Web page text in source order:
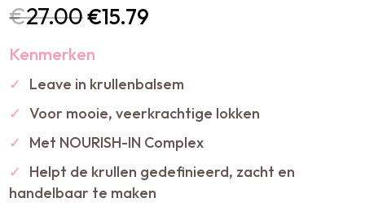
€27.00€15.79
Kenmerken
✓
Leave in krullenbalsem
✓ Voor mooie, veerkrachtige lokken
✓
Met NOURISH-IN Complex
✓
Helpt de krullen gedefinieerd, zacht en
handelbaar te maken